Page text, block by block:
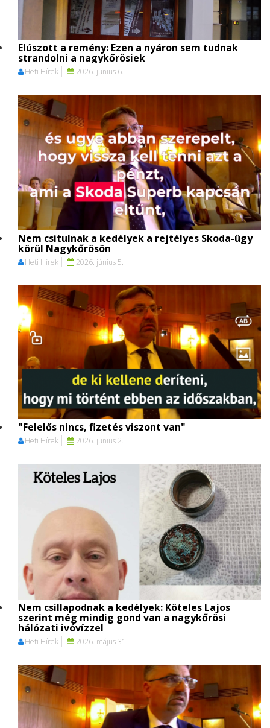
Elúszott a remény: Ezen a nyáron sem tudnak
strandolni a nagykőrösiek
Heti Hírek 2026. június 6.
Nem csitulnak a kedélyek a rejtélyes Skoda-ügy
körül Nagykőrösön
Heti Hírek 2026. június 5.
"Felelős nincs, fizetés viszont van"
Heti Hírek 2026. június 2.
Nem csillapodnak a kedélyek: Köteles Lajos
szerint még mindig gond van a nagykőrösi
hálózati ivóvízzel
Heti Hírek 2026. május 31.